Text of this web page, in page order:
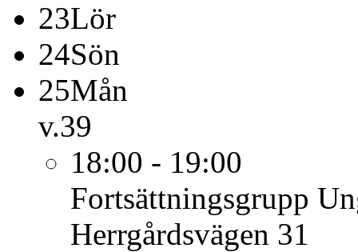
23Lör
24Sön
25Mån
v.39
18:00 - 19:00
Fortsättningsgrupp
Herrgårdsvägen 31